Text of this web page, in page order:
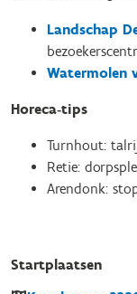
Landschap
Watermolen
Horeca‑tips
Turnhout:
Retie:
Arendonk:
Startplaatsen